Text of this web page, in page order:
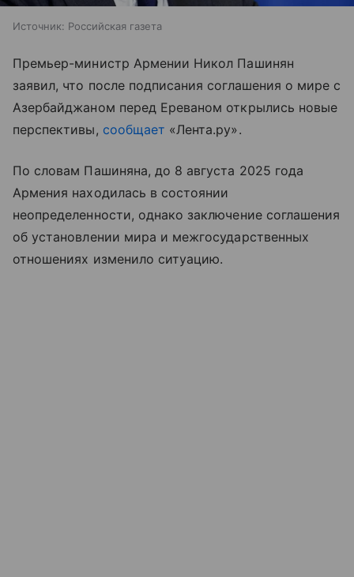
Источник: Российская газета
Премьер-министр Армении Никол Пашинян
заявил, что после подписания соглашения о мире с
Азербайджаном перед Ереваном открылись новые
перспективы, сообщает «Лента.ру».
По словам Пашиняна, до 8 августа 2025 года
Армения находилась в состоянии
неопределенности, однако заключение соглашения
об установлении мира и межгосударственных
отношениях изменило ситуацию.